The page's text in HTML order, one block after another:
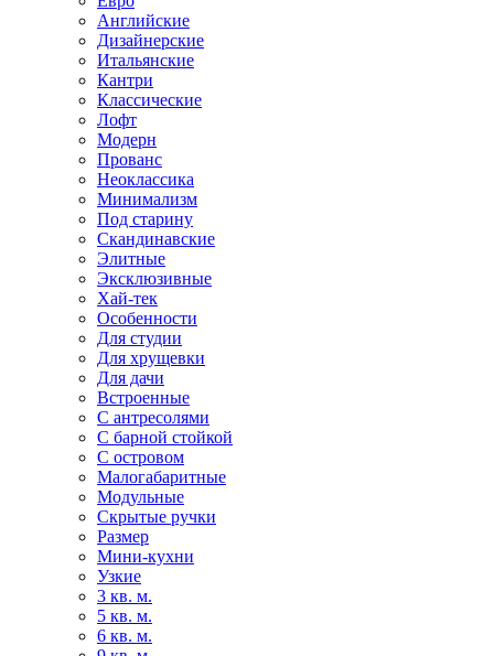
Английские
Дизайнерские
Итальянские
Кантри
Классические
Лофт
Модерн
Прованс
Неоклассика
Минимализм
Под старину
Скандинавские
Элитные
Эксклюзивные
Хай-тек
Особенности
Для студии
Для хрущевки
Для дачи
Встроенные
С антресолями
С барной стойкой
С островом
Малогабаритные
Модульные
Скрытые ручки
Размер
Мини-кухни
Узкие
3 кв. м.
5 кв. м.
6 кв. м.